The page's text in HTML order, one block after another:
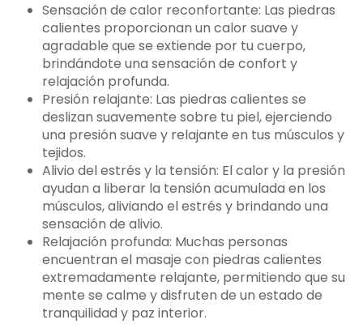
Sensación de calor reconfortante: Las piedras
calientes proporcionan un calor suave y
agradable que se extiende por tu cuerpo,
brindándote una sensación de confort y
relajación profunda.
Presión relajante: Las piedras calientes se
deslizan suavemente sobre tu piel, ejerciendo
una presión suave y relajante en tus músculos y
tejidos.
Alivio del estrés y la tensión: El calor y la presión
ayudan a liberar la tensión acumulada en los
músculos, aliviando el estrés y brindando una
sensación de alivio.
Relajación profunda: Muchas personas
encuentran el masaje con piedras calientes
extremadamente relajante, permitiendo que su
mente se calme y disfruten de un estado de
tranquilidad y paz interior.